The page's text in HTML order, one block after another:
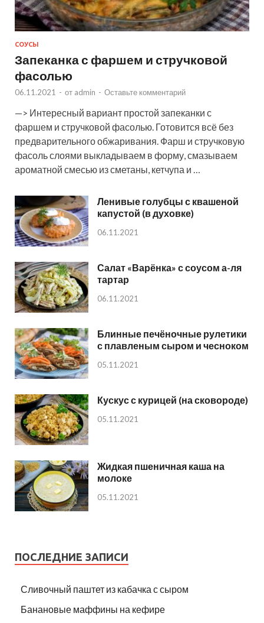
СОУСЫ
Запеканка с фаршем и стручковой
фасолью
06.11.2021 - от admin - Оставьте комментарий
—> Интересный вариант простой запеканки с
фаршем и стручковой фасолью. Готовится всё без
предварительного обжаривания. Фарш и стручковую
фасоль слоями выкладываем в форму, смазываем
ароматной смесью из сметаны, кетчупа и …
Ленивые голубцы с квашеной
капустой (в духовке)
06.11.2021
Салат «Варёнка» с соусом а-ля
тартар
06.11.2021
Блинные печёночные рулетики
с плавленым сыром и чесноком
05.11.2021
Кускус с курицей (на сковороде)
05.11.2021
Жидкая пшеничная каша на
молоке
05.11.2021
ПОСЛЕДНИЕ ЗАПИСИ
Сливочный паштет из кабачка с сыром
Банановые маффины на кефире